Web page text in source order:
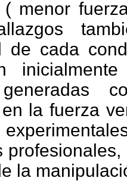
( menor
de cada
la fuerza
la